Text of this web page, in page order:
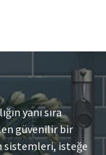
yanı sıra
güvenilir bir
sistemleri, isteğe